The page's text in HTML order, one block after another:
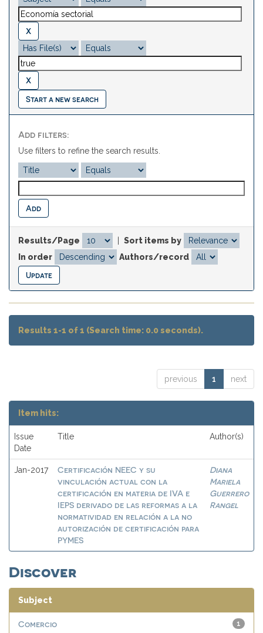
Start a new search
Add filters:
Use filters to refine the search results.
Results/Page
Sort items by
In order
Authors/record
Results 1-1 of 1 (Search time: 0.0 seconds).
previous 1 next
Item hits:
Issue
Date
Title Author(s)
Jan-2017
Certificación NEEC y su
vinculación actual con la
certificación en materia de IVA e
IEPS derivado de las reformas a la
normatividad en relación a la no
autorización de certificación para
PYMES
Diana
Mariela
Guerrero
Rangel
Discover
Subject
1
Comercio